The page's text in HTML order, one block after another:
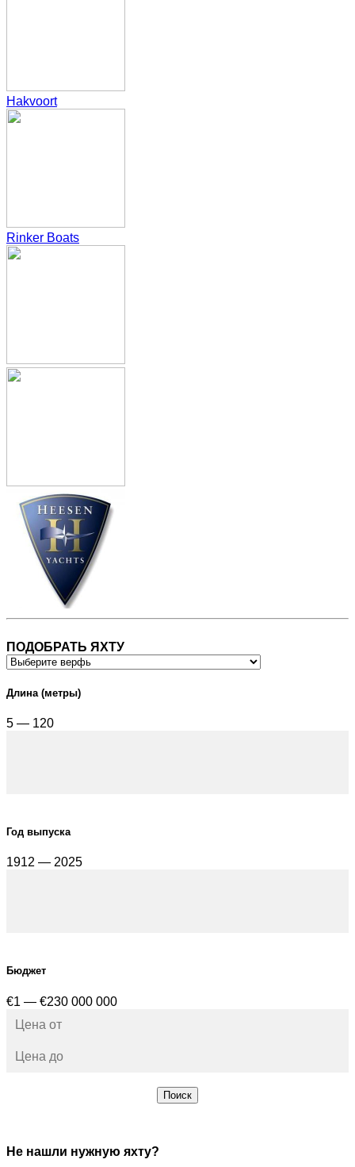
Hakvoort
Rinker Boats
ПОДОБРАТЬ ЯХТУ
Длина (метры)
5 — 120
Год выпуска
1912 — 2025
Бюджет
€1 — €230 000 000
Поиск
Не нашли нужную яхту?